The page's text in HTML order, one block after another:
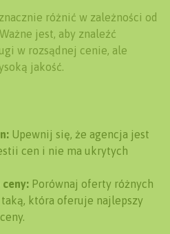
różnić w zależności od
jest, aby znaleźć
w rozsądnej cenie, ale
jakość.
Upewnij się, że agencja jest
cen i nie ma ukrytych
Porównaj oferty różnych
która oferuje najlepszy